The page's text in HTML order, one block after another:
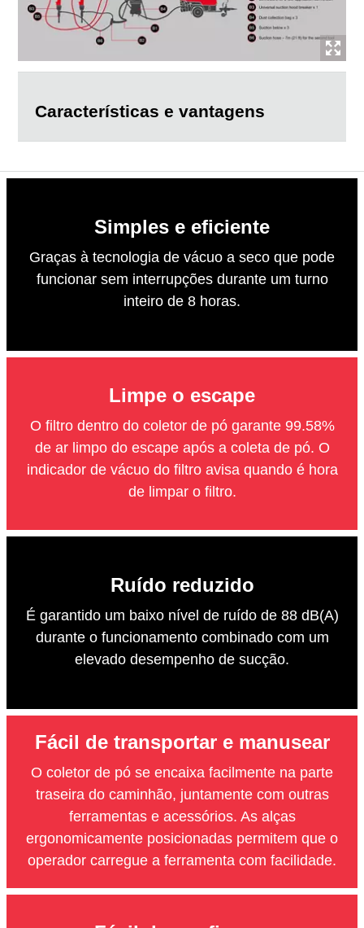
Características e vantagens
Simples e eficiente
Graças à tecnologia de vácuo a seco que pode
funcionar sem interrupções durante um turno
inteiro de 8 horas.
Limpe o escape
O filtro dentro do coletor de pó garante 99.58%
de ar limpo do escape após a coleta de pó. O
indicador de vácuo do filtro avisa quando é hora
de limpar o filtro.
Ruído reduzido
É garantido um baixo nível de ruído de 88 dB(A)
durante o funcionamento combinado com um
elevado desempenho de sucção.
Fácil de transportar e manusear
O coletor de pó se encaixa facilmente na parte
traseira do caminhão, juntamente com outras
ferramentas e acessórios. As alças
ergonomicamente posicionadas permitem que o
operador carregue a ferramenta com facilidade.